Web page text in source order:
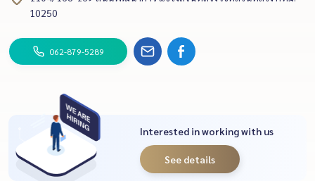
10250
062-879-5289
Interested in working with us
See details